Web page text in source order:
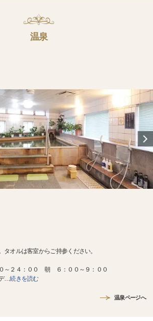
温泉
タオルは客室からご持参ください。
～２４：００ 朝 ６：００～９：００
…続きを読む
温泉ページへ